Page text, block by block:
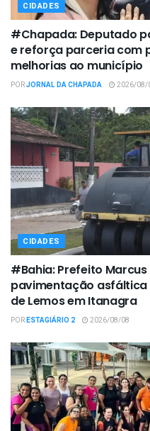
CIDADES
#Chapada: Deputado
e reforça parceria com
melhorias ao município
PORJORNAL DA CHAPADA 2026/08/
CIDADES
#Bahia: Prefeito
pavimentação asfáltica
de Lemos em Itanagra
PORESTAGIÁRIO 2 2026/08/08